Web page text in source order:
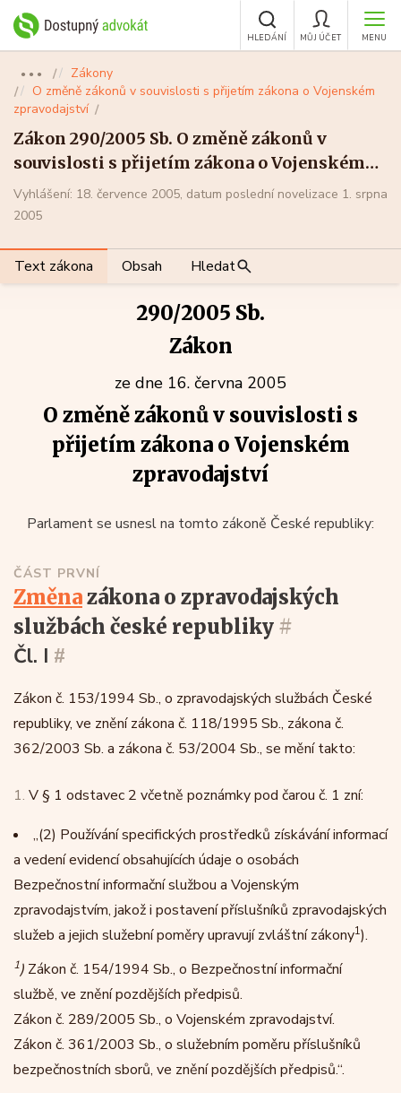
MENU
MŮJ ÚČET
HLEDÁNÍ
●●●
Zákony
O změně zákonů v souvislosti s přijetím zákona o Vojenském
zpravodajství
Zákon 290/2005 Sb. O změně zákonů v
souvislosti s přijetím zákona o Vojenském
zpravodajství
Vyhlášení: 18. července 2005, datum poslední novelizace 1. srpna
2005
Text zákona Obsah Hledat
290/2005 Sb.
Zákon
ze dne 16. června 2005
O změně zákonů v souvislosti s
přijetím zákona o Vojenském
zpravodajství
Parlament se usnesl na tomto zákoně České republiky:
ČÁST PRVNÍ
změnazákona o zpravodajských
službách české republiky #
Čl. I #
Zákon č. 153/1994 Sb., o zpravodajských službách České
republiky, ve znění zákona č. 118/1995 Sb., zákona č.
362/2003 Sb. a zákona č. 53/2004 Sb., se mění takto:
1. V § 1 odstavec 2 včetně poznámky pod čarou č. 1 zní:
„(2) Používání specifických prostředků získávání informací
a vedení evidencí obsahujících údaje o osobách
Bezpečnostní informační službou a Vojenským
zpravodajstvím, jakož i postavení příslušníků zpravodajských
služeb a jejich služební poměry upravují zvláštní zákony1).
1) Zákon č. 154/1994 Sb., o Bezpečnostní informační
službě, ve znění pozdějších předpisů.
Zákon č. 289/2005 Sb., o Vojenském zpravodajství.
Zákon č. 361/2003 Sb., o služebním poměru příslušníků
bezpečnostních sborů, ve znění pozdějších předpisů.“.